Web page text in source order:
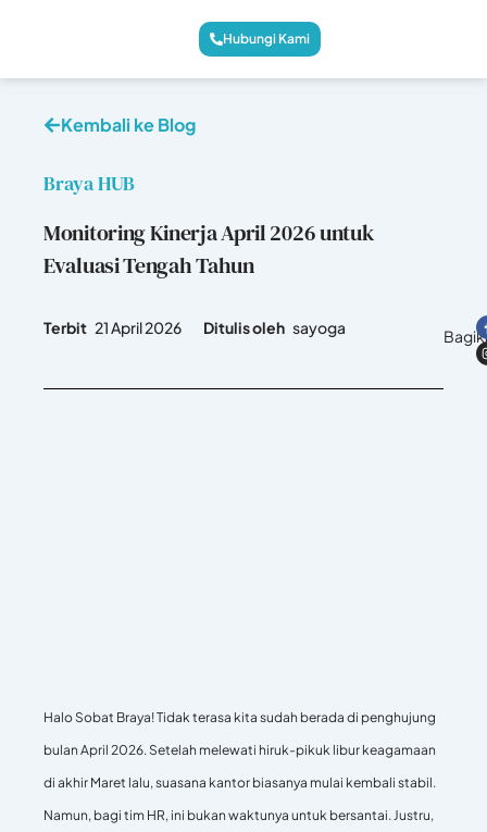
Hubungi Kami
Kembali ke Blog
Braya HUB
Monitoring Kinerja April 2026 untuk
Evaluasi Tengah Tahun
Terbit 21 April 2026 Ditulis oleh sayoga
Halo Sobat Braya! Tidak terasa kita sudah berada di penghujung
bulan April 2026. Setelah melewati hiruk-pikuk libur keagamaan
di akhir Maret lalu, suasana kantor biasanya mulai kembali stabil.
Namun, bagi tim HR, ini bukan waktunya untuk bersantai. Justru,